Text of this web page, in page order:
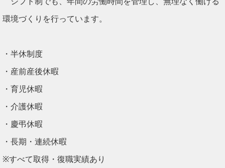
環境づくりを行っています。
・半休制度
・産前産後休暇
・育児休暇
・介護休暇
・慶弔休暇
・長期・連続休暇
※すべて取得・復職実績あり